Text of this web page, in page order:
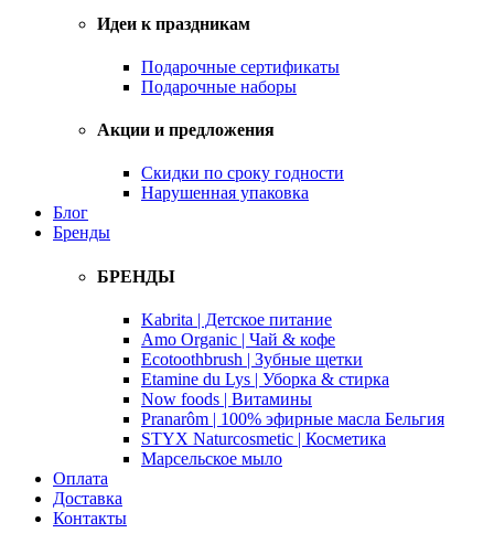
Идеи к праздникам
Подарочные сертификаты
Подарочные наборы
Акции и предложения
Скидки по сроку годности
Нарушенная упаковка
Блог
Бренды
БРЕНДЫ
Kabrita | Детское питание
Amo Organic | Чай & кофе
Ecotoothbrush | Зубные щетки
Etamine du Lys | Уборка & стирка
Now foods | Витамины
Pranarôm | 100% эфирные масла Бельгия
STYX Naturcosmetic | Косметика
Марсельское мыло
Оплата
Доставка
Контакты